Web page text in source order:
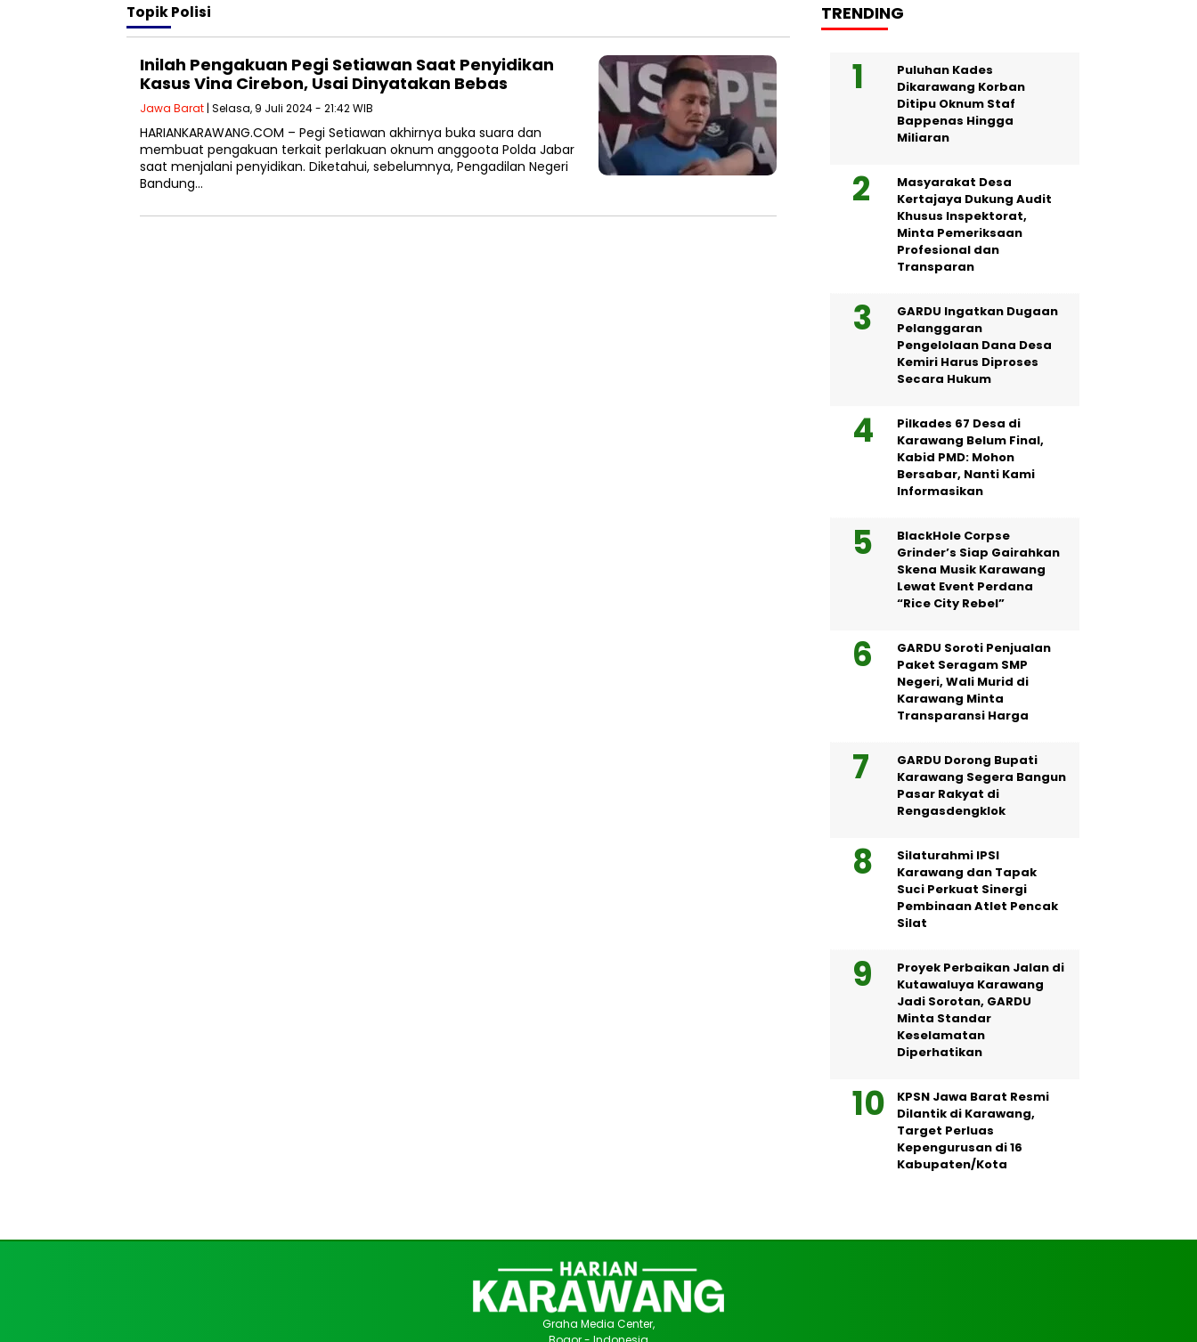
TopikPolisi
Inilah Pengakuan Pegi Setiawan Saat Penyidikan
Kasus Vina Cirebon, Usai Dinyatakan Bebas
Jawa Barat | Selasa, 9 Juli 2024 - 21:42 WIB
HARIANKARAWANG.COM – Pegi Setiawan akhirnya buka suara dan
membuat pengakuan terkait perlakuan oknum anggoota Polda Jabar
saat menjalani penyidikan. Diketahui, sebelumnya, Pengadilan Negeri
Bandung…
TRENDING
Puluhan Kades
Dikarawang Korban
Ditipu Oknum Staf
Bappenas Hingga
Miliaran
Masyarakat Desa
Kertajaya Dukung Audit
Khusus Inspektorat,
Minta Pemeriksaan
Profesional dan
Transparan
GARDU Ingatkan Dugaan
Pelanggaran
Pengelolaan Dana Desa
Kemiri Harus Diproses
Secara Hukum
Pilkades 67 Desa di
Karawang Belum Final,
Kabid PMD: Mohon
Bersabar, Nanti Kami
Informasikan
BlackHole Corpse
Grinder’s Siap Gairahkan
Skena Musik Karawang
Lewat Event Perdana
“Rice City Rebel”
GARDU Soroti Penjualan
Paket Seragam SMP
Negeri, Wali Murid di
Karawang Minta
Transparansi Harga
GARDU Dorong Bupati
Karawang Segera Bangun
Pasar Rakyat di
Rengasdengklok
Silaturahmi IPSI
Karawang dan Tapak
Suci Perkuat Sinergi
Pembinaan Atlet Pencak
Silat
Proyek Perbaikan Jalan di
Kutawaluya Karawang
Jadi Sorotan, GARDU
Minta Standar
Keselamatan
Diperhatikan
KPSN Jawa Barat Resmi
Dilantik di Karawang,
Target Perluas
Kepengurusan di 16
Kabupaten/Kota
Graha Media Center,